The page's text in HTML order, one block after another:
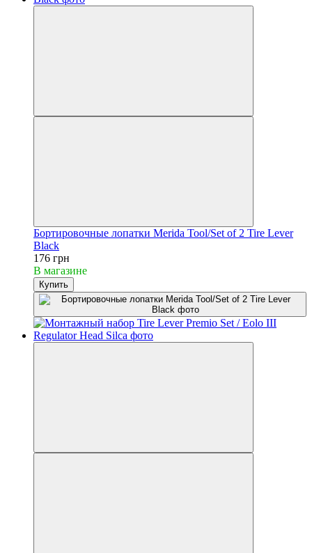
Бортировочные лопатки Merida Tool/Set of 2 Tire Lever
Black
176 грн
В магазине
Купить